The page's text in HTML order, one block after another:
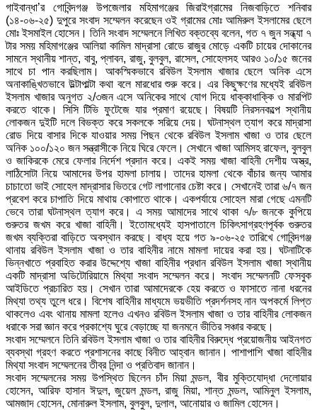
গাইবান্ধা’র গোবিন্দগঞ্জ উপজেলার মহিমাগঞ্জের জিরাইগ্রামের নিজবাড়িতে শনিবার
(১৪-০৬-২৫) দুপুরে সংবাদ সম্মেলন করেছেন ওই গ্রামের মোঃ আমিরুল ইসলামের ছেলে
মোঃ ইসমাইল হোসেন। তিনি সংবাদ সম্মেলনে লিখিত বক্তব্যে বলেন, গত ৭ জুন সন্ধ্যা ৭
টার সময় মহিমাগঞ্জের আলিয়া কামিল মাদ্রাসা রোডে রাজুর মোড়ে একটি চায়ের দোকানের
সামনে স্থানীয় শান্ত, বাবু, প্লাবন, রাজু, বুলবুল, রাসেল, সোহেলসহ আরও ১০/১৫ জনের
সাথে চা পান করছিলাম। আকস্মিকভাবে রবিউল ইসলাম খাজার ছেলে অনিক এসে
অনাকাঙ্খিতভাবে উল্টাপাল্টা কথা বলে মারধোর শুরু করে। এর কিছুক্ষণের মধ্যেই রবিউল
ইসলাম খাজার অনুগত ২/৩জন এসে অনিকের সাথে যোগ দিয়ে ধাক্কাধাক্কি ও মারপিট
করতে থাকে। সিসি টিভি ফুটেজে যার প্রমাণ রয়েছে। বিষয়টি নিরসনকল্পে স্থানীয়
লোকজন দুইটি দলে বিভক্ত করে সকলকে সরিয়ে দেয়। ঘটনাস্থল ত্যাগ করে মাদ্রাসা
রোড দিয়ে বাসার দিকে যাওয়ার সময় পিছন থেকে রবিউল ইসলাম খাজা ও তার ছেলে
অনিক ১০০/১২০ জন সন্ত্রাসীকে নিয়ে ঘিরে ফেলে। সেখানে খাজা আমিসহ রাফেল, বুলবুল
ও জাকিরকে মেরে ফেলার নির্দেশ প্রদান করে। একই সময় খাজা বাহিনী দেশীয় অস্ত্র,
লাঠিসোটা নিয়ে আমাদের উপর হামলা চালায়। তাদের হামলা থেকে বাঁচার জন্য আমার
চাচাতো ভাই সোহেল মাদ্রাসার ভিতরে গেট লাগানোর চেষ্টা করে। সেখানেই তারা ৬/৭ জন
প্রবেশ করে চাপাতি দিয়ে মাথায় কোপাতে থাকে। একপর্যায়ে সোহেল মারা গেছে এমনটি
ভেবে তারা ঘটনাস্থল ত্যাগ করে। এ সময় আমাদের সাথে থাকা ৭/৮ জনকে কুপিয়ে
গুরুতর জখম করে খাজা বাহিনী। ইতোমধ্যেই হাসপাতালে চিকিৎসাগ্রহণপূর্বক গুরুতর
জখম ব্যক্তিরা বাড়িতে অবস্থান করছে। বাধ্য হয়ে গত ৯-০৬-২৫ তারিখে গোবিন্দগঞ্জ
থানায় রবিউল ইসলাম খাজা ও তার বাহিনীর নামে মামলা দায়ের করা হয়। ঘটনাটিকে
ভিন্নখাতে প্রবাহিত করার উদ্দেশ্যে খাজা বাহিনীর প্রধান রবিউল ইসলাম খাজা স্থানীয়
একটি মাদ্রাসা অডিটোরিয়ামে মিথ্যা সংবাদ সম্মেলন করে। সংবাদ সম্মেলনটি ফেসবুক
আইডিতে প্রচারিত হয়। সেখান তারা আমাদেরকে হেয় করতে ও ফাসাতে নানা ধরনের
মিথ্যা তথ্য তুলে ধরে। বিশেষ বাহিনীর মাধ্যমে ভয়ভীতি প্রদর্শনসহ নান অপকর্মে লিপ্ত
থাকলেও এবং থানায় মামলা হলেও এখনও রবিউল ইসলাম খাজা ও তার বাহিনীর লোকজন
ধরাকে সরা জ্ঞান করে প্রকাশ্যে ঘুরে বেড়াচ্ছে যা জনমনে ভীতির সঞ্চার করছে।
সংবাদ সম্মেলনে তিনি রবিউল ইসলাম খাজা ও তার বাহিনীর বিরুদ্ধে প্রয়োজনীয় আইনগত
ব্যবস্থা গ্রহণ করতে প্রশাসনের কাছে বিনীত আহ্বান জানান। পাশাপাশি খাজা বাহিনীর
মিথ্যা সংবাদ সম্মেলনের তীব্র নিন্দা ও প্রতিবাদ জানান।
সংবাদ সম্মেলনের সময় উপস্থিত ছিলেন চাঁদ মিয়া মন্ডল, বীর মুক্তিযোদ্ধা দেলোয়ার
হোসেন, আরিফ হাসান ঈদুল, জুয়েল মন্ডল, রাজু মিয়া, শান্ত মন্ডল, আমিনুল ইসলাম,
আমজাদ হোসেন, মোনারুল ইসলাম, বুলবুল, দুলাল, আনোয়ার ও জামিল হোসেন।